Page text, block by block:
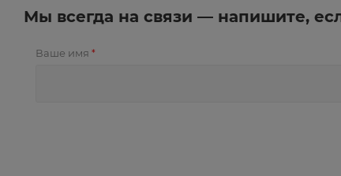
Мы всегда на связи — напишите,
Ваше имя*